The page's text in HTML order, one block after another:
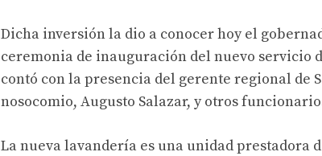
Dicha inversión la dio a conocer hoy el
ceremonia de inauguración del nuevo servicio
contó con la presencia del gerente regional
nosocomio, Augusto Salazar, y otros
La nueva lavandería es una unidad prestadora